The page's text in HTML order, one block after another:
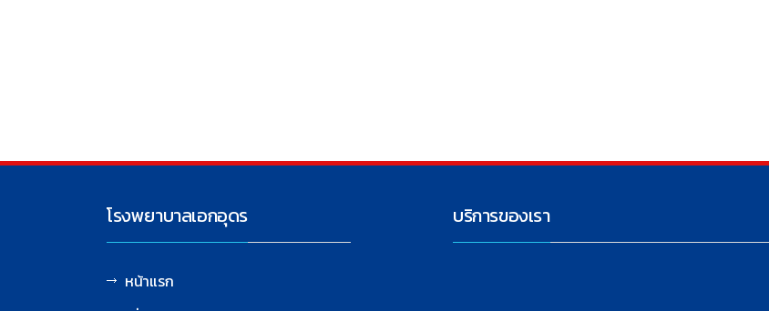
โรงพยาบาลเอกอุดร
หน้าแรก
บริการของเรา